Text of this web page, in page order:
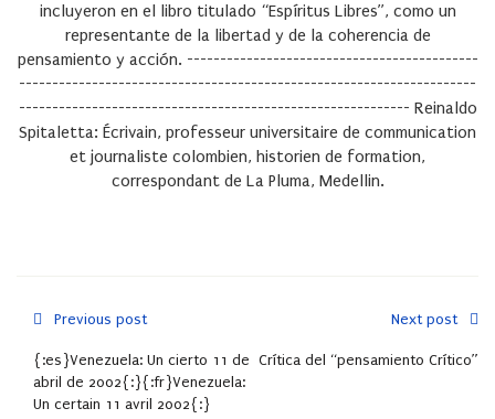
incluyeron en el libro titulado “Espíritus Libres”, como un
representante de la libertad y de la coherencia de
pensamiento y acción. --------------------------------------------
---------------------------------------------------------------------
----------------------------------------------------------- Reinaldo
Spitaletta: Écrivain, professeur universitaire de communication
et journaliste colombien, historien de formation,
correspondant de La Pluma, Medellin.
Previous post
{:es}Venezuela: Un cierto 11 de
abril de 2002{:}{:fr}Venezuela:
Un certain 11 avril 2002{:}
Next post
Crítica del “pensamiento Crítico”